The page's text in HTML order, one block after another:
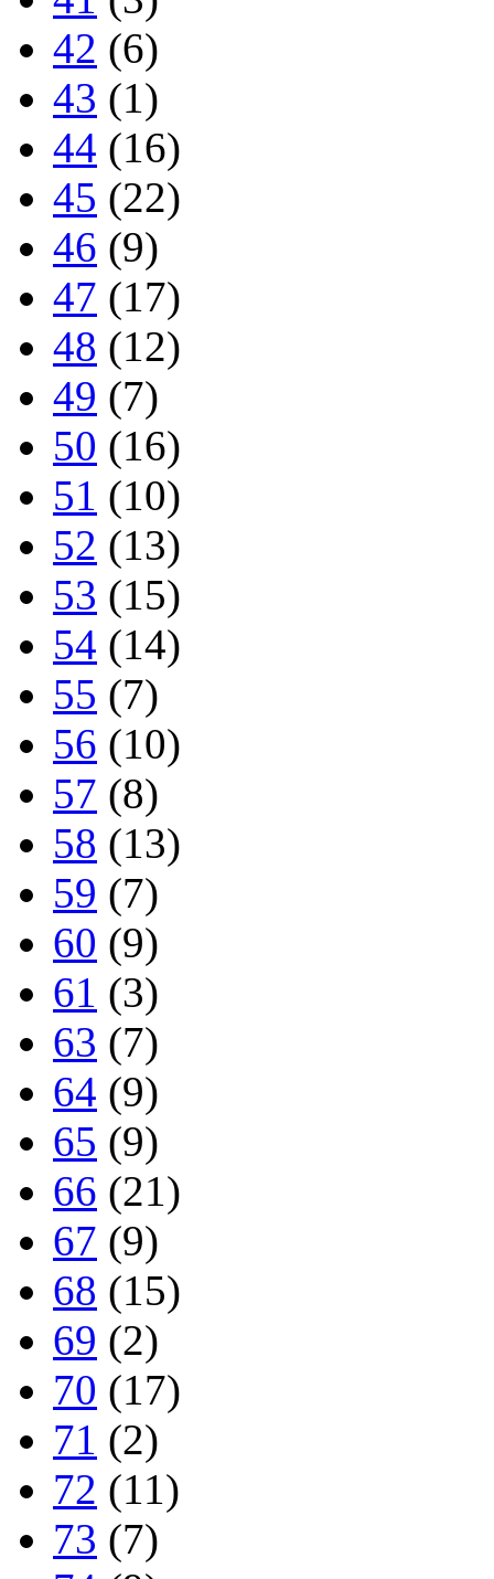
42 (6)
43 (1)
44 (16)
45 (22)
46 (9)
47 (17)
48 (12)
49 (7)
50 (16)
51 (10)
52 (13)
53 (15)
54 (14)
55 (7)
56 (10)
57 (8)
58 (13)
59 (7)
60 (9)
61 (3)
63 (7)
64 (9)
65 (9)
66 (21)
67 (9)
68 (15)
69 (2)
70 (17)
71 (2)
72 (11)
73 (7)